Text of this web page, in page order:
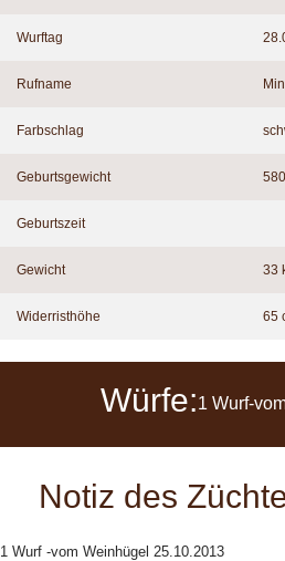
Wurftag
Rufname
Farbschlag
Geburtsgewicht
Geburtszeit
Gewicht 33
Widerristhöhe 65
Würfe:1 Wurf-
Notiz des
1 Wurf -vom Weinhügel 25.10.2013